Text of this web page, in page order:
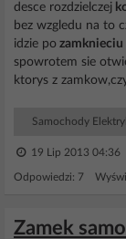
desce rozdzielczej
bez wzgledu na to
idzie po zamknieciu
spowrotem sie
ktorys z
Samochody
19 Lip 2013 04:36
Odpowiedzi: 7
Zamek